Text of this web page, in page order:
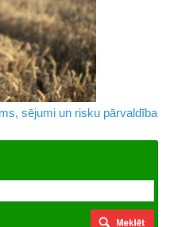
sējumi un risku pārvaldība